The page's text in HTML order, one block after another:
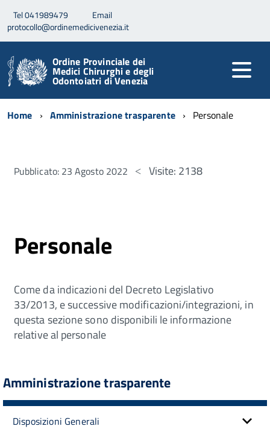
Tel 041989479
Email
protocollo@ordinemedicivenezia.it
Ordine Provinciale dei
Medici Chirurghi e degli
Odontoiatri di Venezia
Home Amministrazione trasparente Personale
Pubblicato: 23 Agosto 2022 Visite: 2138
Personale
Come da indicazioni del Decreto Legislativo
33/2013, e successive modificazioni/integrazioni, in
questa sezione sono disponibili le informazione
relative al personale
Amministrazione trasparente
Disposizioni Generali